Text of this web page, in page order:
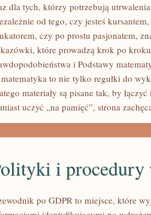
dla tych, którzy potrzebują
od tego, czy jesteś
czy po prostu pasjonatem,
które prowadzą krok po
i Podstawy
to nie tylko regułki do
materiały są pisane tak, by
uczyć „na pamięć”, strona
i procedury
po GDPR to miejsce, które